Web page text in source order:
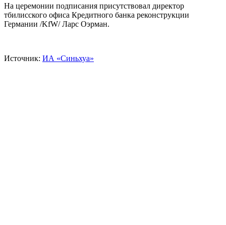
На церемонии подписания присутствовал директор
тбилисского офиса Кредитного банка реконструкции
Германии /KfW/ Ларс Оэрман.
Источник: ИА «Синьхуа»